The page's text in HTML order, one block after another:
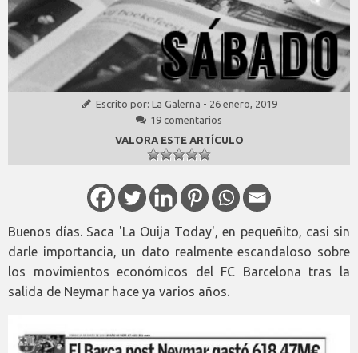
Escrito por: La Galerna - 26 enero, 2019
19 comentarios
VALORA ESTE ARTÍCULO
Buenos días. Saca 'La Ouija Today', en pequeñito, casi sin
darle importancia, un dato realmente escandaloso sobre
los movimientos económicos del FC Barcelona tras la
salida de Neymar hace ya varios años.